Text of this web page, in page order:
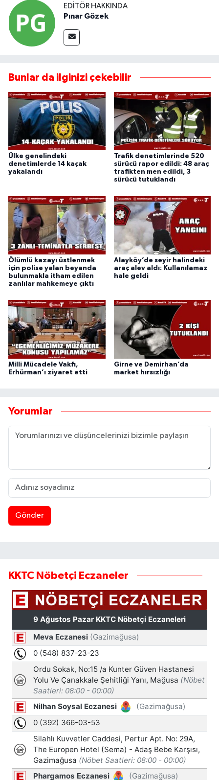
EDITÖR HAKKINDA
Pınar Gözek
Bunlar da ilginizi çekebilir
Ülke genelindeki
denetimlerde 14 kaçak
yakalandı
Trafik denetimlerinde 520
sürücü rapor edildi: 48 araç
trafikten men edildi, 3
sürücü tutuklandı
Ölümlü kazayı üstlenmek
için polise yalan beyanda
bulunmakla itham edilen
zanlılar mahkemeye çıktı
Alayköy’de seyir halindeki
araç alev aldı: Kullanılamaz
hale geldi
Milli Mücadele Vakfı,
Erhürman’ı ziyaret etti
Girne ve Demirhan’da
market hırsızlığı
Yorumlar
Gönder
KKTC Nöbetçi Eczaneler